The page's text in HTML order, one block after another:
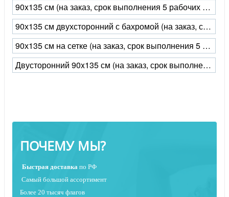
90x135 см (на заказ, срок выполнения 5 рабочих дней)
90х135 см двухсторонний с бахромой (на заказ, срок выполнения 5 рабочих дней)
90х135 см на сетке (на заказ, срок выполнения 5 рабочих дней)
Двусторонний 90x135 см (на заказ, срок выполнения 5 рабочих дней)
ПОЧЕМУ МЫ?
Быстрая доставка по РФ
Самый большой ассортимент
Более 20 тысяч флагов